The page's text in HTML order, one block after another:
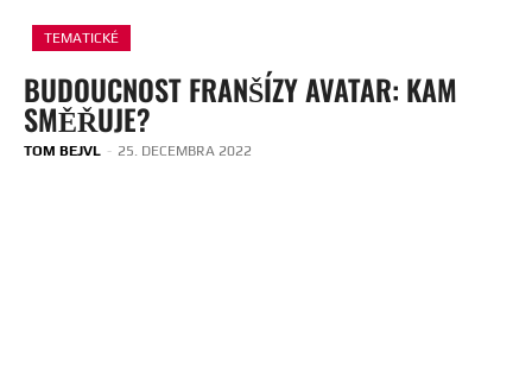
TEMATICKÉ
BUDOUCNOST FRANŠÍZY AVATAR: KAM
SMĚŘUJE?
TOM BEJVL - 25. DECEMBRA 2022